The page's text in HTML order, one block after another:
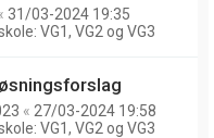
31/03-2024 19:35
VG1, VG2 og VG3
« 27/03-2024 19:58
VG1, VG2 og VG3